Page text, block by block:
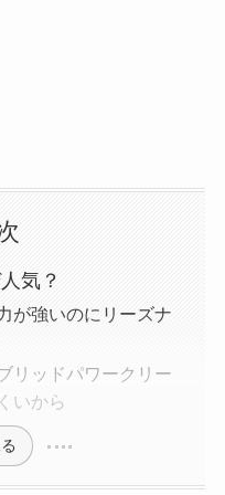
気？
が強いのにリーズナ
リッドパワークリー
いから